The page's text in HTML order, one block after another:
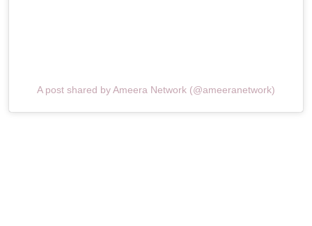
A post shared by Ameera Network (@ameeranetwork)